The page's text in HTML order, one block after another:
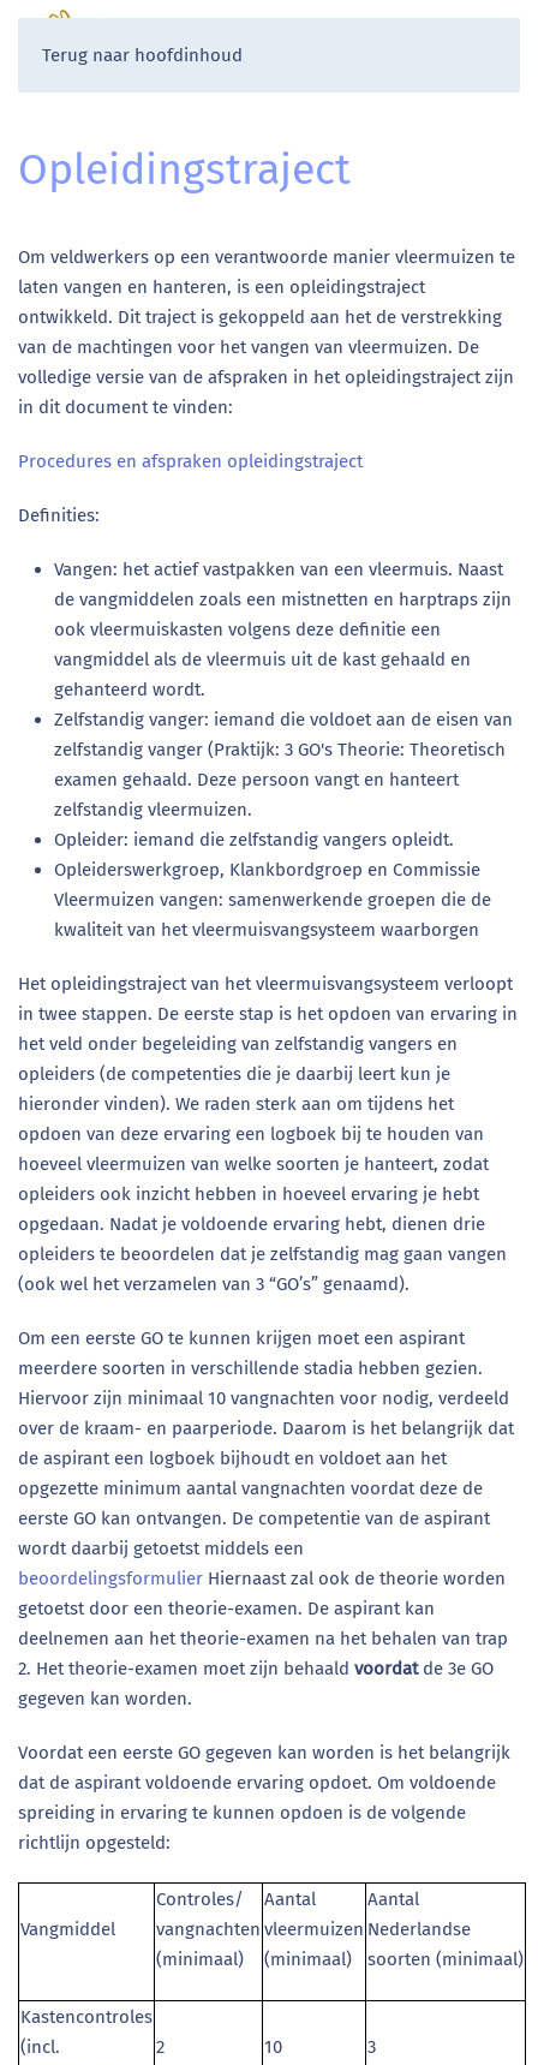
Terug naar hoofdinhoud
Opleidingstraject
Om veldwerkers op een verantwoorde manier vleermuizen te
laten vangen en hanteren, is een opleidingstraject
ontwikkeld. Dit traject is gekoppeld aan het de verstrekking
van de machtingen voor het vangen van vleermuizen. De
volledige versie van de afspraken in het opleidingstraject zijn
in dit document te vinden:
Procedures en afspraken opleidingstraject
Definities:
Vangen: het actief vastpakken van een vleermuis. Naast
de vangmiddelen zoals een mistnetten en harptraps zijn
ook vleermuiskasten volgens deze definitie een
vangmiddel als de vleermuis uit de kast gehaald en
gehanteerd wordt.
Zelfstandig vanger: iemand die voldoet aan de eisen van
zelfstandig vanger (Praktijk: 3 GO's Theorie: Theoretisch
examen gehaald. Deze persoon vangt en hanteert
zelfstandig vleermuizen.
Opleider: iemand die zelfstandig vangers opleidt.
Opleiderswerkgroep, Klankbordgroep en Commissie
Vleermuizen vangen: samenwerkende groepen die de
kwaliteit van het vleermuisvangsysteem waarborgen
Het opleidingstraject van het vleermuisvangsysteem verloopt
in twee stappen. De eerste stap is het opdoen van ervaring in
het veld onder begeleiding van zelfstandig vangers en
opleiders (de competenties die je daarbij leert kun je
hieronder vinden). We raden sterk aan om tijdens het
opdoen van deze ervaring een logboek bij te houden van
hoeveel vleermuizen van welke soorten je hanteert, zodat
opleiders ook inzicht hebben in hoeveel ervaring je hebt
opgedaan. Nadat je voldoende ervaring hebt, dienen drie
opleiders te beoordelen dat je zelfstandig mag gaan vangen
(ook wel het verzamelen van 3 “GO’s” genaamd).
Om een eerste GO te kunnen krijgen moet een aspirant
meerdere soorten in verschillende stadia hebben gezien.
Hiervoor zijn minimaal 10 vangnachten voor nodig, verdeeld
over de kraam- en paarperiode. Daarom is het belangrijk dat
de aspirant een logboek bijhoudt en voldoet aan het
opgezette minimum aantal vangnachten voordat deze de
eerste GO kan ontvangen. De competentie van de aspirant
wordt daarbij getoetst middels een
beoordelingsformulier Hiernaast zal ook de theorie worden
getoetst door een theorie-examen. De aspirant kan
deelnemen aan het theorie-examen na het behalen van trap
2. Het theorie-examen moet zijn behaald voordatde 3e GO
gegeven kan worden.
Voordat een eerste GO gegeven kan worden is het belangrijk
dat de aspirant voldoende ervaring opdoet. Om voldoende
spreiding in ervaring te kunnen opdoen is de volgende
richtlijn opgesteld:
Vangmiddel
Controles/
vangnachten
(minimaal)
Aantal
vleermuizen
(minimaal)
Aantal
Nederlandse
soorten (minimaal)
Kastencontroles
(incl.
2 10 3